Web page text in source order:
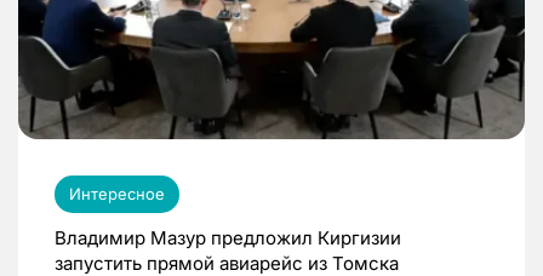
Интересное
Владимир Мазур предложил Киргизии
запустить прямой авиарейс из Томска